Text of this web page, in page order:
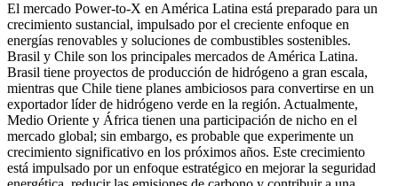
El mercado Power-to-X en América Latina está preparado para un
crecimiento sustancial, impulsado por el creciente enfoque en
energías renovables y soluciones de combustibles sostenibles.
Brasil y Chile son los principales mercados de América Latina.
Brasil tiene proyectos de producción de hidrógeno a gran escala,
mientras que Chile tiene planes ambiciosos para convertirse en un
exportador líder de hidrógeno verde en la región. Actualmente,
Medio Oriente y África tienen una participación de nicho en el
mercado global; sin embargo, es probable que experimente un
crecimiento significativo en los próximos años. Este crecimiento
está impulsado por un enfoque estratégico en mejorar la seguridad